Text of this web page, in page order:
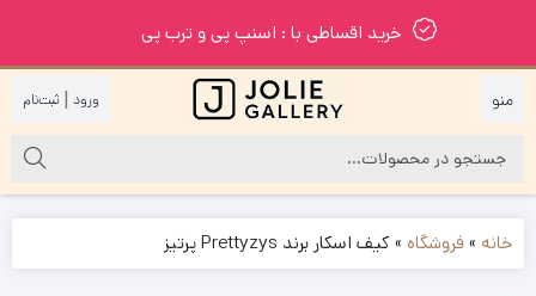
خرید اقساطی با : اسنپ پی و ترب پی
|
خانه »فروشگاه »کیف اسکار برند Prettyzys پرتیز